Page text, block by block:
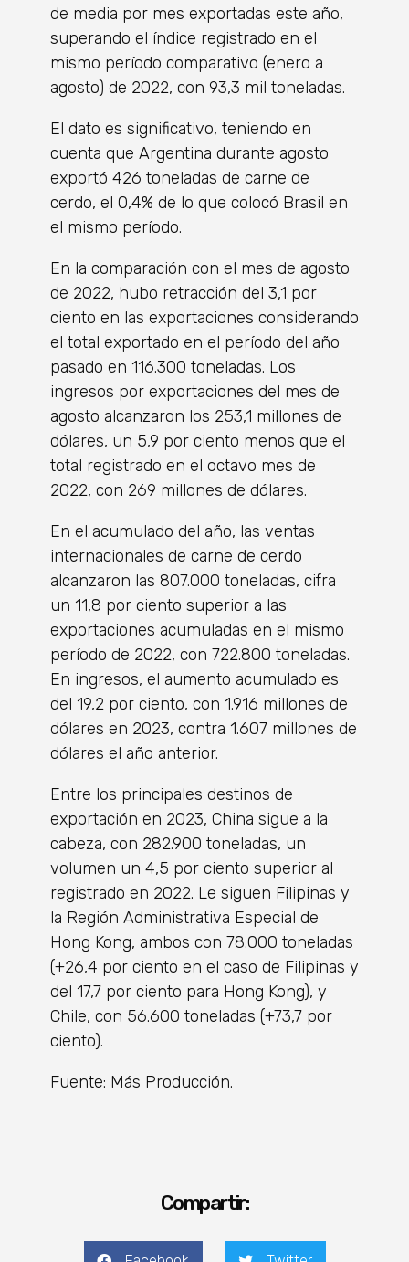
de media por mes exportadas este año,
superando el índice registrado en el
mismo período comparativo (enero a
agosto) de 2022, con 93,3 mil toneladas.
El dato es significativo, teniendo en
cuenta que Argentina durante agosto
exportó 426 toneladas de carne de
cerdo, el 0,4% de lo que colocó Brasil en
el mismo período.
En la comparación con el mes de agosto
de 2022, hubo retracción del 3,1 por
ciento en las exportaciones considerando
el total exportado en el período del año
pasado en 116.300 toneladas. Los
ingresos por exportaciones del mes de
agosto alcanzaron los 253,1 millones de
dólares, un 5,9 por ciento menos que el
total registrado en el octavo mes de
2022, con 269 millones de dólares.
En el acumulado del año, las ventas
internacionales de carne de cerdo
alcanzaron las 807.000 toneladas, cifra
un 11,8 por ciento superior a las
exportaciones acumuladas en el mismo
período de 2022, con 722.800 toneladas.
En ingresos, el aumento acumulado es
del 19,2 por ciento, con 1.916 millones de
dólares en 2023, contra 1.607 millones de
dólares el año anterior.
Entre los principales destinos de
exportación en 2023, China sigue a la
cabeza, con 282.900 toneladas, un
volumen un 4,5 por ciento superior al
registrado en 2022. Le siguen Filipinas y
la Región Administrativa Especial de
Hong Kong, ambos con 78.000 toneladas
(+26,4 por ciento en el caso de Filipinas y
del 17,7 por ciento para Hong Kong), y
Chile, con 56.600 toneladas (+73,7 por
ciento).
Fuente: Más Producción.
Compartir: